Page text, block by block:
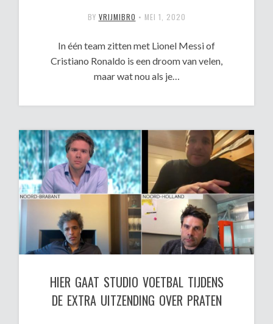
BY VRIJMIBRO • MEI 1, 2020
In één team zitten met Lionel Messi of
Cristiano Ronaldo is een droom van velen,
maar wat nou als je…
HIER GAAT STUDIO VOETBAL TIJDENS
DE EXTRA UITZENDING OVER PRATEN